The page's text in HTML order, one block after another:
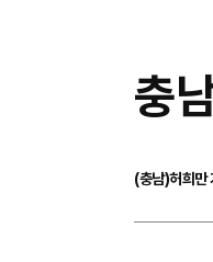
충
(충남)허희만